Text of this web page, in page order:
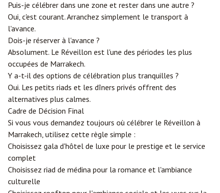
Puis-je célébrer dans une zone et rester dans une autre ?
Oui, c'est courant. Arranchez simplement le transport à
l'avance.
Dois-je réserver à l'avance ?
Absolument. Le Réveillon est l'une des périodes les plus
occupées de Marrakech.
Y a-t-il des options de célébration plus tranquilles ?
Oui. Les petits riads et les dîners privés offrent des
alternatives plus calmes.
Cadre de Décision Final
Si vous vous demandez toujours où célébrer le Réveillon à
Marrakech, utilisez cette règle simple :
Choisissez gala d'hôtel de luxe pour le prestige et le service
complet
Choisissez riad de médina pour la romance et l'ambiance
culturelle